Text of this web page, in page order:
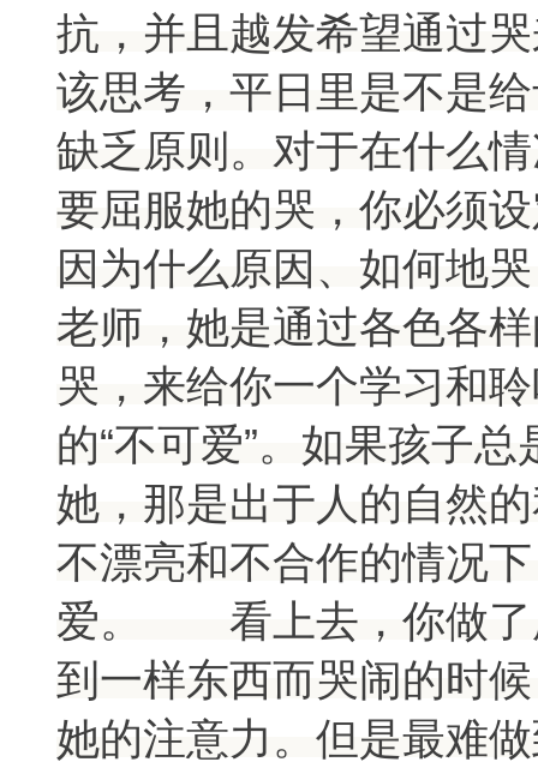
抗，并且越发希望通过
该思考，平日里是不是
缺乏原则。对于在什么
要屈服她的哭，你必
因为什么原因、如何地
老师，她是通过各色各
哭，来给你一个学习和
的“不可爱”。如果孩子
她，那是出于人的自然
不漂亮和不合作的情况
爱。 看上去，你做了
到一样东西而哭闹的时
她的注意力。但是最难